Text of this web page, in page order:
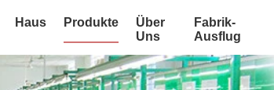
Haus Produkte
Über
Uns
Fabrik-
Ausflug